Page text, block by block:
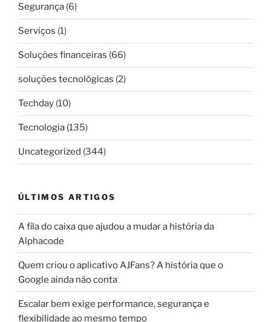
Segurança (6)
Serviços (1)
Soluções financeiras (66)
soluções tecnológicas (2)
Techday (10)
Tecnologia (135)
Uncategorized (344)
ÚLTIMOS ARTIGOS
A fila do caixa que ajudou a mudar a história da
Alphacode
Quem criou o aplicativo AJFans? A história que o
Google ainda não conta
Escalar bem exige performance, segurança e
flexibilidade ao mesmo tempo